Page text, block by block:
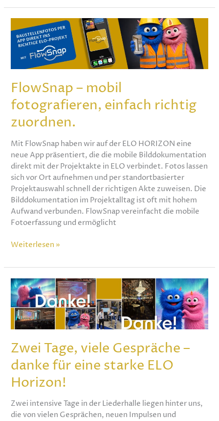
FlowSnap – mobil
fotografieren, einfach richtig
zuordnen.
Mit FlowSnap haben wir auf der ELO HORIZON eine
neue App präsentiert, die die mobile Bilddokumentation
direkt mit der Projektakte in ELO verbindet. Fotos lassen
sich vor Ort aufnehmen und per standortbasierter
Projektauswahl schnell der richtigen Akte zuweisen. Die
Bilddokumentation im Projektalltag ist oft mit hohem
Aufwand verbunden. FlowSnap vereinfacht die mobile
Fotoerfassung und ermöglicht
FlowSnap
–
mobil
fotografieren,
einfach
richtig
zuordnen.
Weiterlesen »
Zwei Tage, viele Gespräche –
danke für eine starke ELO
Horizon!
Zwei intensive Tage in der Liederhalle liegen hinter uns,
die von vielen Gesprächen, neuen Impulsen und
Zwei
Tage,
viele
Gespräche
–
für
eine
ELO